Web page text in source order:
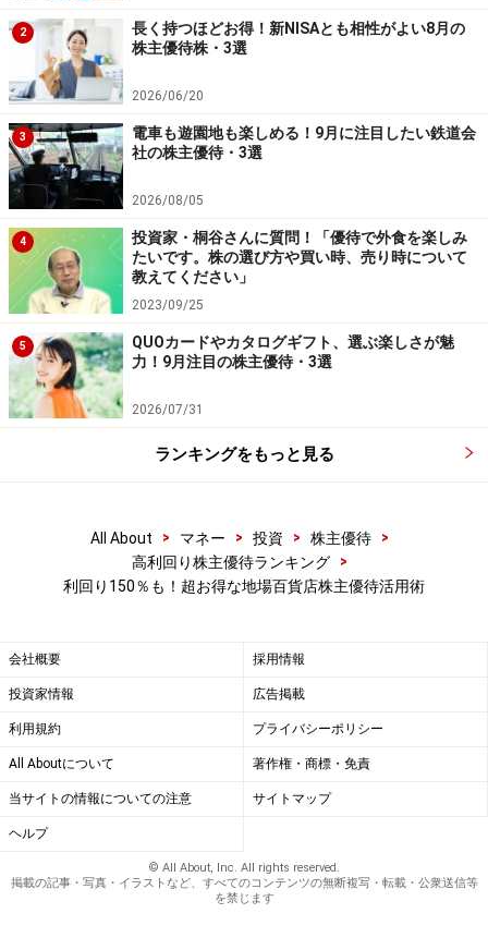
2
長く持つほどお得！新NISAとも相性がよい8月の
株主優待株・3選
2026/06/20
3
電車も遊園地も楽しめる！9月に注目したい鉄道会
社の株主優待・3選
2026/08/05
4
投資家・桐谷さんに質問！「優待で外食を楽しみ
たいです。株の選び方や買い時、売り時について
教えてください」
2023/09/25
5
QUOカードやカタログギフト、選ぶ楽しさが魅
力！9月注目の株主優待・3選
2026/07/31
ランキングをもっと見る
All About > マネー > 投資 > 株主優待
>
高利回り株主優待ランキング
>
利回り150％も！超お得な地場百貨店株主優待活用術
会社概要 採用情報
投資家情報 広告掲載
利用規約 プライバシーポリシー
All Aboutについて 著作権・商標・免責
当サイトの情報についての注意 サイトマップ
ヘルプ
© All About, Inc. All rights reserved.
掲載の記事・写真・イラストなど、すべてのコンテンツの無断複写・転載・公衆送信等
を禁じます